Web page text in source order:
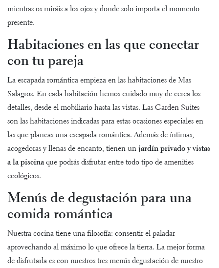
mientras os miráis a los ojos y donde solo importa el momento
presente.
Habitaciones en las que conectar
con tu pareja
La escapada romántica empieza en las habitaciones de Mas
Salagros. En cada habitación hemos cuidado muy de cerca los
detalles, desde el mobiliario hasta las vistas. Las Garden Suites
son las habitaciones indicadas para estas ocasiones especiales en
las que planeas una escapada romántica. Además de íntimas,
acogedoras y llenas de encanto, tienen un jardín privado y vistas
a la piscina que podrás disfrutar entre todo tipo de amenities
ecológicos.
Menús de degustación para una
comida romántica
Nuestra cocina tiene una filosofía: consentir el paladar
aprovechando al máximo lo que ofrece la tierra. La mejor forma
de disfrutarla es con nuestros tres menús degustación de nuestro